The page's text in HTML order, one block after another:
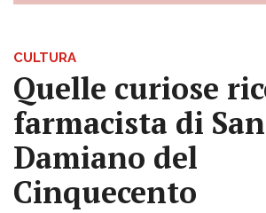
CULTURA
Quelle curiose
farmacista di San
Damiano del
Cinquecento